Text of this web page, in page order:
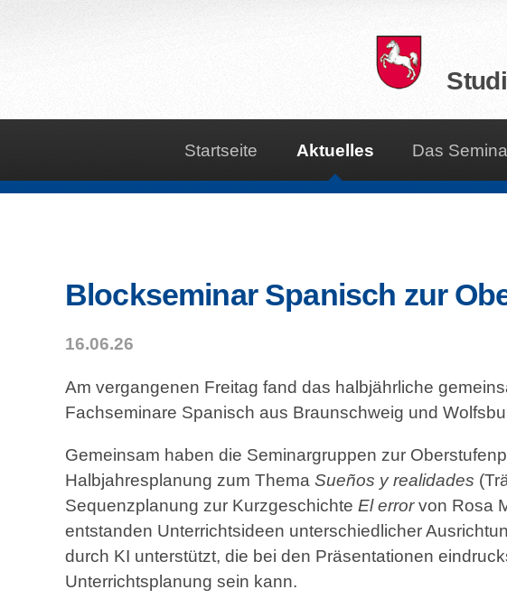
Startseite Aktuelles Das
Blockseminar Spanisch zur
16.06.26
Am vergangenen Freitag fand das halbjährliche
Fachseminare Spanisch aus Braunschweig und
Gemeinsam haben die Seminargruppen zur
Halbjahresplanung zum Thema Sueños y realidades
Sequenzplanung zur Kurzgeschichte El errorvon Rosa
entstanden Unterrichtsideen unterschiedlicher
durch KI unterstützt, die bei den Präsentationen
Unterrichtsplanung sein kann.